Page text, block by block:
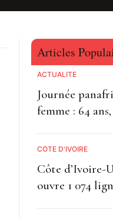
Articles
ACTUALITE
Journée
femme : 64
CÔTE D'IVOIRE
Côte d’Ivoire-
ouvre 1 074